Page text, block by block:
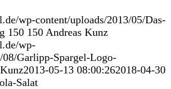
wp-content/uploads/2013/05/Das-
150 150 Andreas Kunz
wp-
08/Garlipp-Spargel-Logo-
2013-05-13 08:00:262018-04-30
Salat